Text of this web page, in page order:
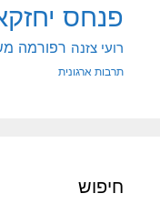
פנחס
רועי צזנה רפורמה
תרבות ארגונית
חיפוש